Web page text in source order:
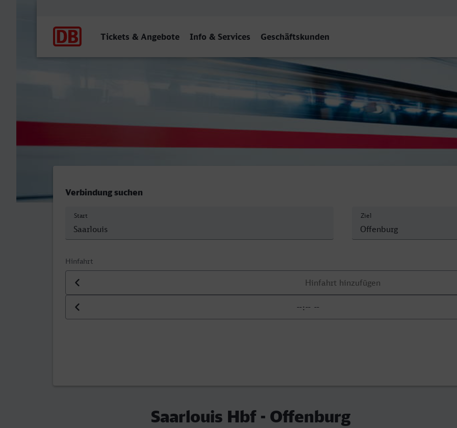
Tickets & Angebote Info & Services Geschäftskunden
Verbindung suchen
Start Ziel
Hinfahrt
Datum der Hinfahrt
Uhrzeit der Hinfahrt
Saarlouis Hbf - Offenburg